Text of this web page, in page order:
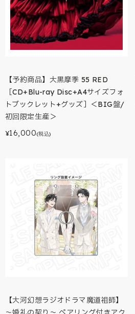
【予約商品】大黒摩季 55 RED
［CD+Blu-ray Disc+A4サイズフォ
トブックレット+グッズ］＜BIG盤/
初回限定生産＞
¥16,000(税込)
【大河幻想ラジオドラマ魔道祖師】